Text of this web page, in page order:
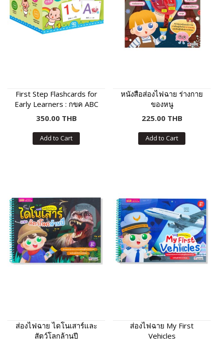
First Step Flashcards for
Early Learners : กขค ABC
123
350.00 THB
Add to Cart
หนังสือส่องไฟฉาย ร่างกาย
ของหนู
225.00 THB
Add to Cart
ส่องไฟฉาย ไดโนเสาร์และ
สัตว์โลกล้านปี
ส่องไฟฉาย My First
Vehicles